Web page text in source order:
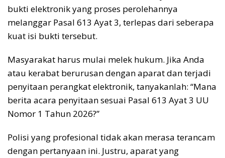
bukti elektronik yang proses perolehannya
melanggar Pasal 613 Ayat 3, terlepas dari seberapa
kuat isi bukti tersebut.
Masyarakat harus mulai melek hukum. Jika Anda
atau kerabat berurusan dengan aparat dan terjadi
penyitaan perangkat elektronik, tanyakanlah: “Mana
berita acara penyitaan sesuai Pasal 613 Ayat 3 UU
Nomor 1 Tahun 2026?”
Polisi yang profesional tidak akan merasa terancam
dengan pertanyaan ini. Justru, aparat yang